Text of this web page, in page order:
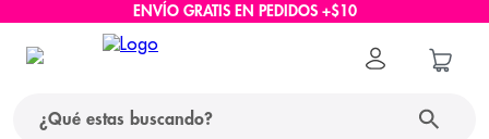
ENVÍO GRATIS EN PEDIDOS +$10